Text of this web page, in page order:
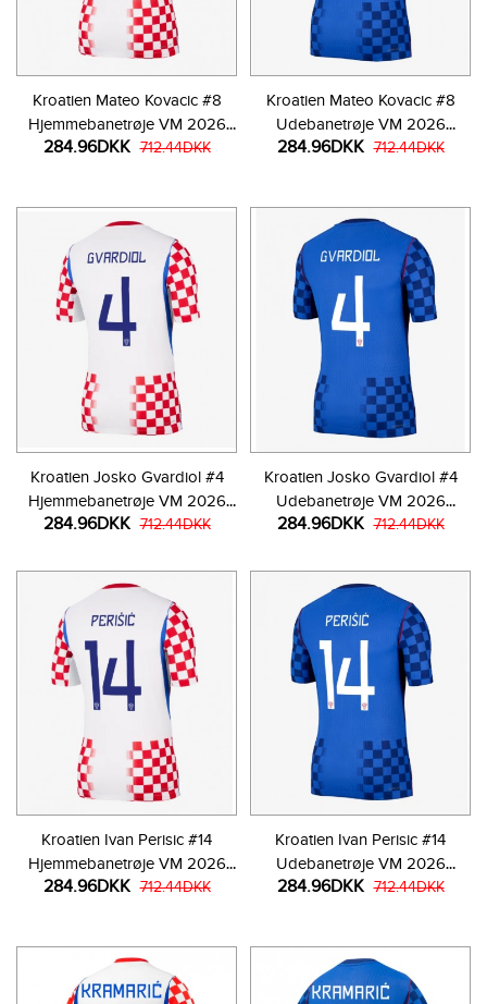
Kroatien Mateo Kovacic #8
Hjemmebanetrøje VM 2026
Kortærmet
284.96DKK 712.44DKK
Kroatien Mateo Kovacic #8
Udebanetrøje VM 2026
Kortærmet
284.96DKK 712.44DKK
Kroatien Josko Gvardiol #4
Hjemmebanetrøje VM 2026
Kortærmet
284.96DKK 712.44DKK
Kroatien Josko Gvardiol #4
Udebanetrøje VM 2026
Kortærmet
284.96DKK 712.44DKK
Kroatien Ivan Perisic #14
Hjemmebanetrøje VM 2026
Kortærmet
284.96DKK 712.44DKK
Kroatien Ivan Perisic #14
Udebanetrøje VM 2026
Kortærmet
284.96DKK 712.44DKK